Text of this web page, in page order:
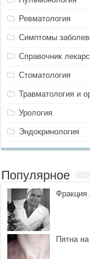
Ревматология
Симптомы
Справочник
Стоматология
Травматология и
Урология
Эндокринология
Популярное
Фракция
Пятна